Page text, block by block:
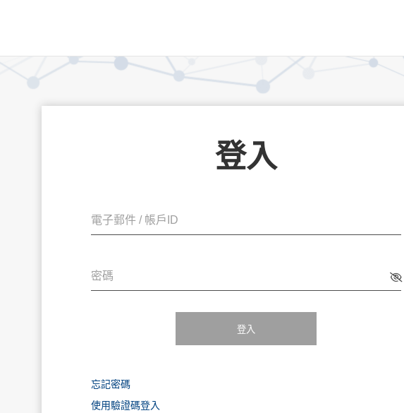
登入
電子郵件 / 帳戶ID
密碼
登入
忘記密碼
使用驗證碼登入